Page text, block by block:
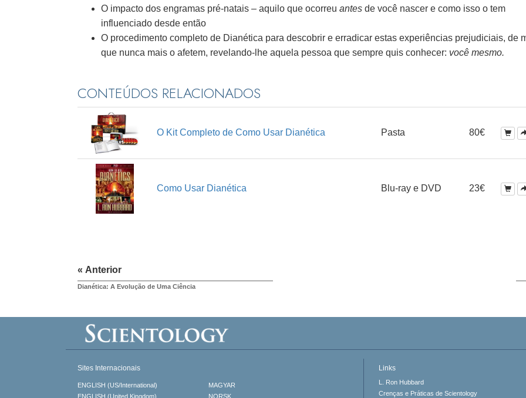
O impacto dos engramas pré-natais – aquilo que ocorreu antes de você nascer e como isso o tem
influenciado desde então
O procedimento completo de Dianética para descobrir e erradicar estas experiências prejudiciais, de
que nunca mais o afetem, revelando-lhe aquela pessoa que sempre quis conhecer: você mesmo.
CONTEÚDOS RELACIONADOS
O Kit Completo de Como Usar Dianética Pasta 80€
Como Usar Dianética Blu-ray e DVD 23€
« Anterior
Dianética: A Evolução de Uma Ciência
Sites Internacionais
ENGLISH (US/International)
ENGLISH (United Kingdom)
MAGYAR
NORSK
Links
L. Ron Hubbard
Crenças e Práticas de Scientology